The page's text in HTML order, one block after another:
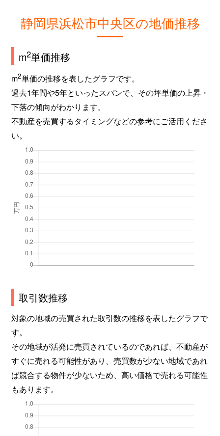
静岡県浜松市中央区の地価推移
m2単価推移
m2単価の推移を表したグラフです。
過去1年間や5年といったスパンで、その坪単価の上昇・
下落の傾向がわかります。
不動産を売買するタイミングなどの参考にご活用くださ
い。
取引数推移
対象の地域の売買された取引数の推移を表したグラフで
す。
その地域が活発に売買されているのであれば、不動産が
すぐに売れる可能性があり、売買数が少ない地域であれ
ば競合する物件が少ないため、高い価格で売れる可能性
もあります。